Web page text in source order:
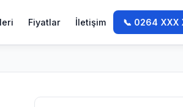
Fiyatlar İletişim 📞 0264 XXX